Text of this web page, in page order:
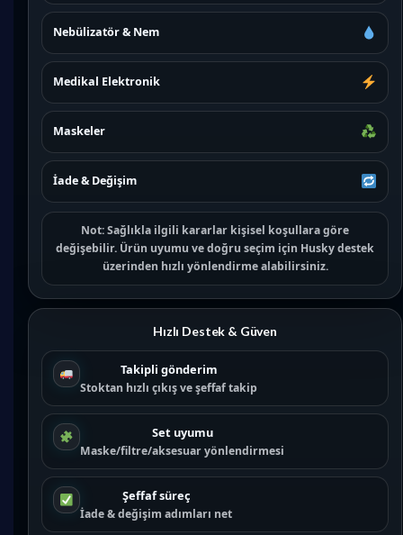
Nebülizatör & Nem
Medikal Elektronik
Maskeler
İade & Değişim
Not:Sağlıkla ilgili kararlar kişisel koşullara göre
değişebilir. Ürün uyumu ve doğru seçim için Husky destek
üzerinden hızlı yönlendirme alabilirsiniz.
Hızlı Destek & Güven
Takipli gönderim
Stoktan hızlı çıkış ve şeffaf takip
Set uyumu
Maske/filtre/aksesuar yönlendirmesi
Şeffaf süreç
İade & değişim adımları net